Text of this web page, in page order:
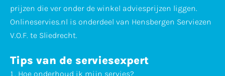
prijzen die ver onder de winkel adviesprijzen liggen.
Onlineservies.nl is onderdeel van Hensbergen Serviezen
V.O.F. te Sliedrecht.
Tips van de serviesexpert
Hoe onderhoud ik mijn servies?